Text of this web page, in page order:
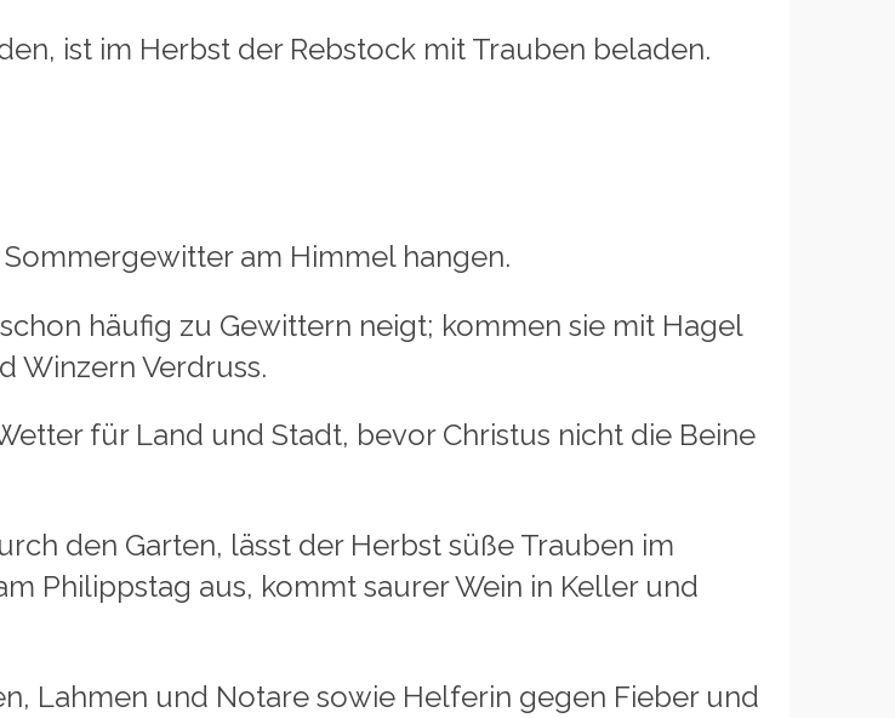
im Herbst der Rebstock mit Trauben beladen.
am Himmel hangen.
häufig zu Gewittern neigt; kommen sie mit Hagel
Winzern Verdruss.
Land und Stadt, bevor Christus nicht die Beine
Garten, lässt der Herbst süße Trauben im
Philippstag aus, kommt saurer Wein in Keller und
Lahmen und Notare sowie Helferin gegen Fieber und